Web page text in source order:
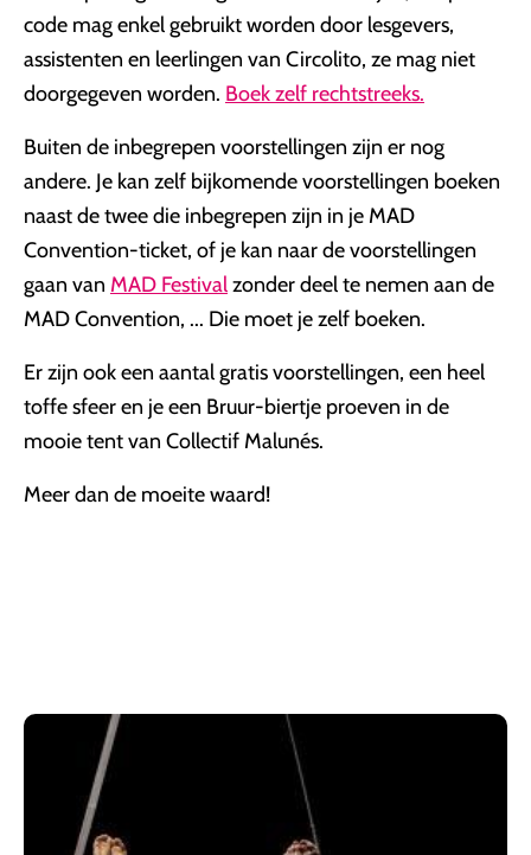
code mag enkel gebruikt worden door lesgevers,
assistenten en leerlingen van Circolito, ze mag niet
doorgegeven worden. Boek zelf rechtstreeks.
Buiten de inbegrepen voorstellingen zijn er nog
andere. Je kan zelf bijkomende voorstellingen boeken
naast de twee die inbegrepen zijn in je MAD
Convention-ticket, of je kan naar de voorstellingen
gaan van MAD Festivalzonder deel te nemen aan de
MAD Convention, ... Die moet je zelf boeken.
Er zijn ook een aantal gratis voorstellingen, een heel
toffe sfeer en je een Bruur-biertje proeven in de
mooie tent van Collectif Malunés.
Meer dan de moeite waard!